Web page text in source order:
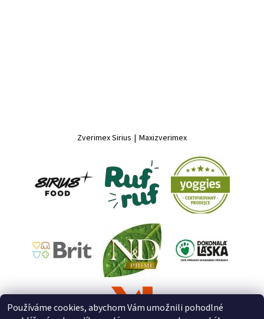
Zverimex Sirius | Maxizverimex
Používáme cookies, abychom Vám umožnili pohodlné